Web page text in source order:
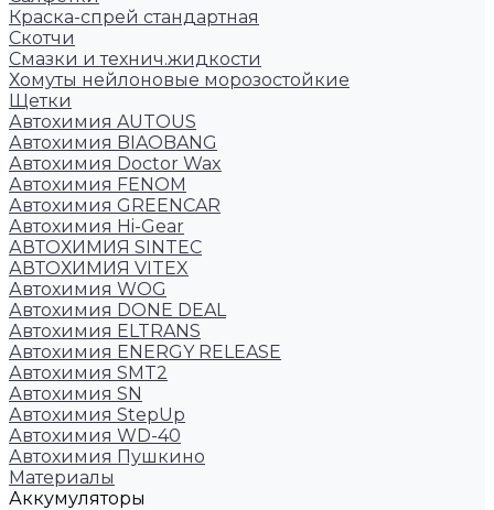
Краска-спрей стандартная
Скотчи
Смазки и технич.жидкости
Хомуты нейлоновые морозостойкие
Щетки
Автохимия AUTOUS
Автохимия BIAOBANG
Автохимия Doctor Wax
Автохимия FENOM
Автохимия GREENCAR
Автохимия Hi-Gear
АВТОХИМИЯ SINTEC
АВТОХИМИЯ VITEX
Автохимия WOG
Автохимия DONE DEAL
Автохимия ELTRANS
Автохимия ENERGY RELEASE
Автохимия SMT2
Автохимия SN
Автохимия StepUp
Автохимия WD-40
Автохимия Пушкино
Материалы
Аккумуляторы